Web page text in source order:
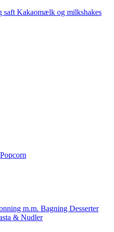
saft Kakaomælk og milkshakes
Popcorn
m.m. Bagning Desserter
& Nudler